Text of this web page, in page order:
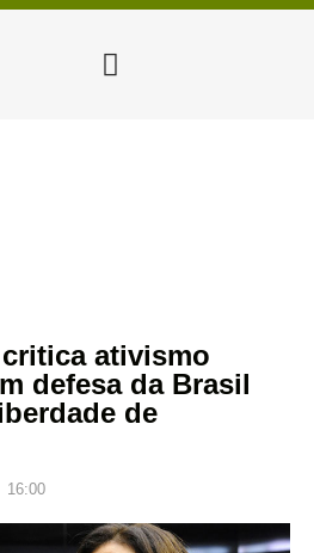
ativismo
defesa da Brasil
de
16:00